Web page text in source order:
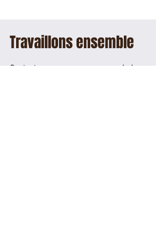
Travaillons ensemble
Contactez-nous pour que nous puissions